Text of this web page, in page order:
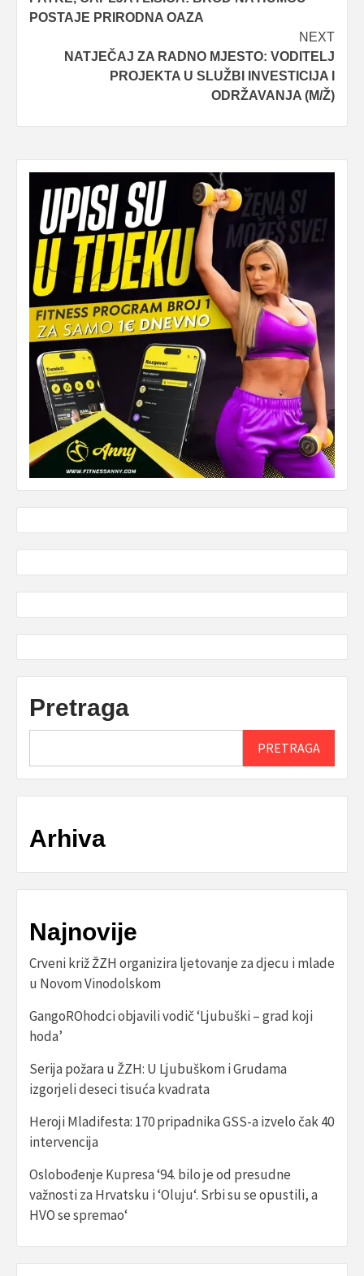
navigation
POSTAJE PRIRODNA OAZA
NEXT
NATJEČAJ ZA RADNO MJESTO: VODITELJ
PROJEKTA U SLUŽBI INVESTICIJA I
ODRŽAVANJA (M/Ž)
Pretraga
PRETRAGA
Arhiva
Najnovije
Crveni križ ŽZH organizira ljetovanje za djecu i mlade
u Novom Vinodolskom
GangoROhodci objavili vodič ‘Ljubuški – grad koji
hoda’
Serija požara u ŽZH: U Ljubuškom i Grudama
izgorjeli deseci tisuća kvadrata
Heroji Mladifesta: 170 pripadnika GSS-a izvelo čak 40
intervencija
Oslobođenje Kupresa ‘94. bilo je od presudne
važnosti za Hrvatsku i ‘Oluju‘. Srbi su se opustili, a
HVO se spremao‘